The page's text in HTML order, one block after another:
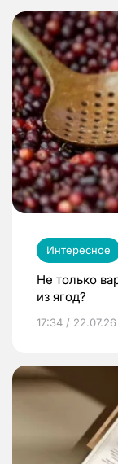
Интересное
Не только
из ягод?
17:34 / 22.07.26